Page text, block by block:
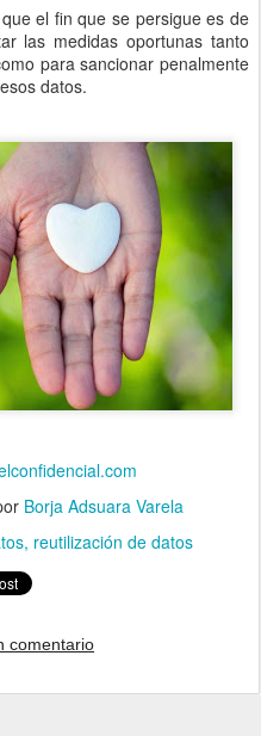
el fin que se persigue es de
las medidas oportunas tanto
para sancionar penalmente
datos.
Borja Adsuara Varela
reutilización de datos
comentario